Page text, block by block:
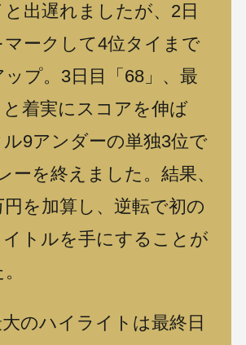
出遅れましたが、2日
マークして4位タイまで
プ。3日目「68」、最
着実にスコアを伸ば
ル9アンダーの単独3位で
ーを終えました。結果、
円を加算し、逆転で初の
トルを手にすることが
のハイライトは最終日